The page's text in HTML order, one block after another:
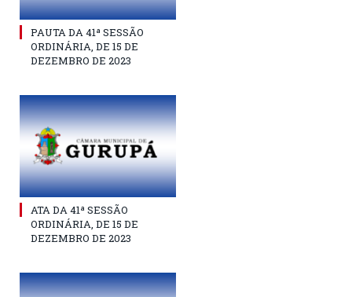
PAUTA DA 41ª SESSÃO
ORDINÁRIA, DE 15 DE
DEZEMBRO DE 2023
ATA DA 41ª SESSÃO
ORDINÁRIA, DE 15 DE
DEZEMBRO DE 2023